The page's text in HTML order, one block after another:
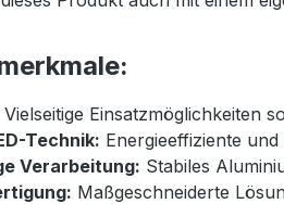
Vielseitige Einsatzmöglichkeiten
Technik: Energieeffiziente
Verarbeitung: Stabiles
Maßgeschneiderte